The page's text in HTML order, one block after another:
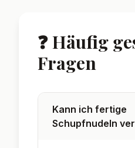
❓ Häufig
Fragen
Kann ich fertige
Schupfnudeln